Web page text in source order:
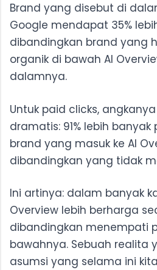
Brand yang disebut di
Google mendapat 35%
dibandingkan brand yang
organik di bawah AI
dalamnya.
Untuk paid clicks,
dramatis: 91% lebih
brand yang masuk ke AI
dibandingkan yang tidak
Ini artinya: dalam banyak
Overview lebih berharga
dibandingkan menempati
bawahnya. Sebuah realita
asumsi yang selama ini